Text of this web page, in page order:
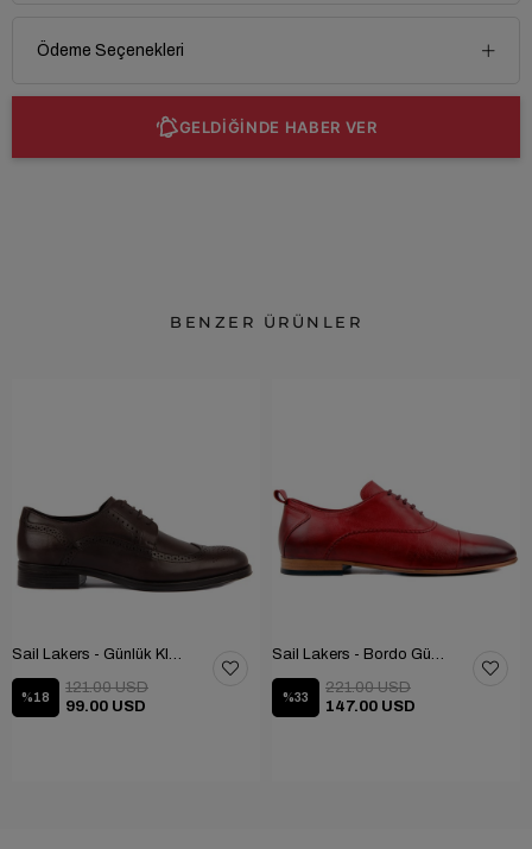
Ödeme Seçenekleri
GELDİĞİNDE HABER VER
BENZER ÜRÜNLER
Sail Lakers - Günlük Klasik Ayakkabı 101-9604-686
%18
99.00 USD
121.00 USD
Sail Lakers - Bordo Günlük Ayakkabı 101-3413-11464N
%33
147.00 USD
221.00 USD